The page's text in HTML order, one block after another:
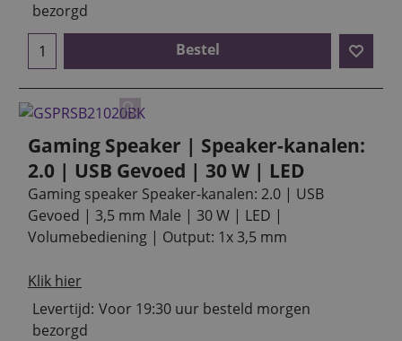
bezorgd
Bestel
Gaming Speaker | Speaker-kanalen:
2.0 | USB Gevoed | 30 W | LED
Gaming speaker Speaker-kanalen: 2.0 | USB
Gevoed | 3,5 mm Male | 30 W | LED |
Volumebediening | Output: 1x 3,5 mm
Klik hier
Levertijd: Voor 19:30 uur besteld morgen
bezorgd